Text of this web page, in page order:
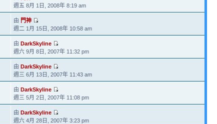
週五 8月 1日, 2008年 8:19 am
由 門神
週二 1月 15日, 2008年 10:58 am
由DarkSkyline
週六 9月 8日, 2007年 11:32 pm
由DarkSkyline
週三 6月 13日, 2007年 11:43 am
由DarkSkyline
週三 5月 2日, 2007年 11:08 pm
由DarkSkyline
週六 4月 28日, 2007年 3:23 pm